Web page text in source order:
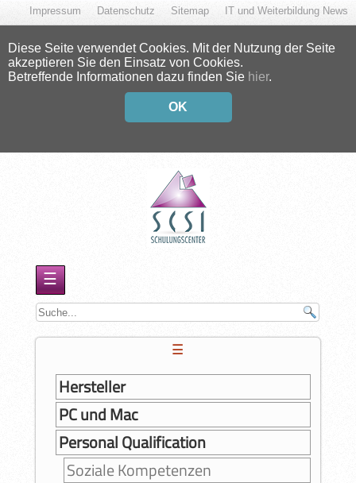
IT und Weiterbildung News
Sitemap
Datenschutz
Impressum
Diese Seite verwendet Cookies. Mit der Nutzung der Seite
akzeptieren Sie den Einsatz von Cookies.
Betreffende Informationen dazu finden Sie hier.
OK
☰
☰
Hersteller
PC und Mac
Personal Qualification
Soziale Kompetenzen